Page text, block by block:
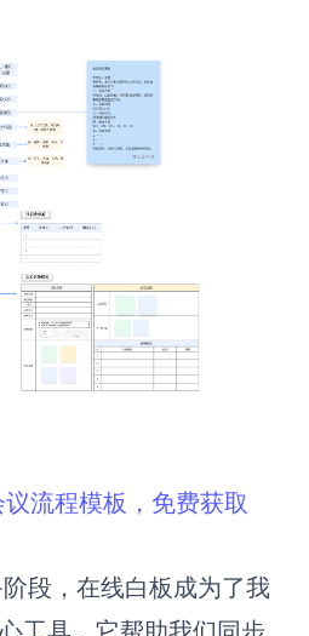
线绘图
维和灵感整理
流程整理
户旅程图
路线图
情绪板
流程模板，免费获取
段，在线白板成为了我